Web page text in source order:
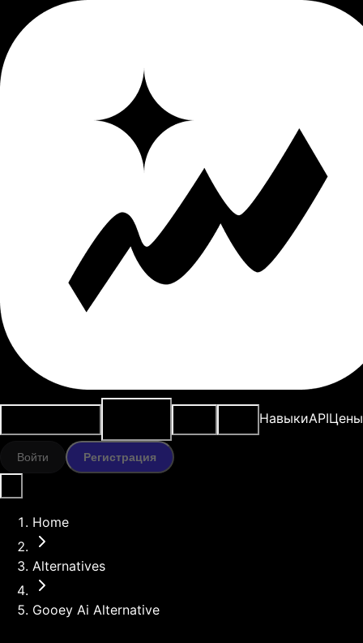
НавыкиAPIЦены
Войти Регистрация
Home
Alternatives
Gooey Ai Alternative